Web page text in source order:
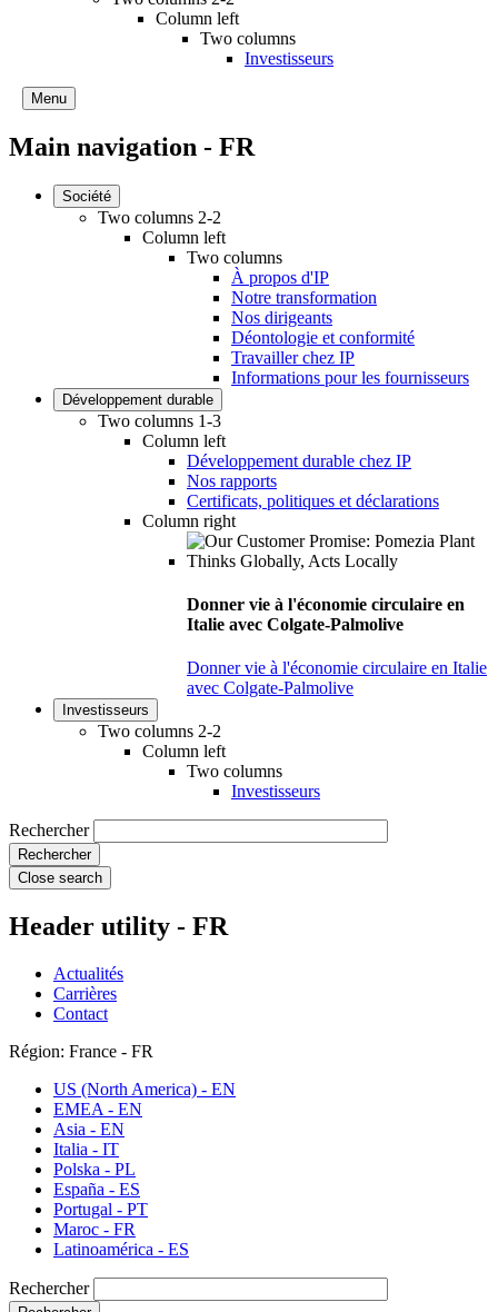
Column left
Two columns
Investisseurs
Menu
Main navigation - FR
Société
Two columns 2-2
Column left
Two columns
À propos d'IP
Notre transformation
Nos dirigeants
Déontologie et conformité
Travailler chez IP
Informations pour les fournisseurs
Développement durable
Two columns 1-3
Column left
Développement durable chez IP
Nos rapports
Certificats, politiques et déclarations
Column right
Donner vie à l'économie circulaire en
Italie avec Colgate-Palmolive
Donner vie à l'économie circulaire en Italie
avec Colgate-Palmolive
Investisseurs
Two columns 2-2
Column left
Two columns
Investisseurs
Rechercher
Close search
Header utility - FR
Actualités
Carrières
Contact
Région: France - FR
US (North America) - EN
EMEA - EN
Asia - EN
Italia - IT
Polska - PL
España - ES
Portugal - PT
Maroc - FR
Latinoamérica - ES
Rechercher